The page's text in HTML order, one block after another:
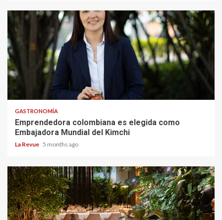
GASTRONOMÍA
Emprendedora colombiana es elegida como
Embajadora Mundial del Kimchi
La Revue 5 months ago